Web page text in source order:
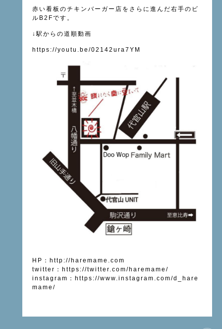
赤い看板のチキンバーガー店をさらに進んだ右手のビ
ル B2Fです。
↓駅からの道順動画
https://youtu.be/02142ura7YM
HP ： http://haremame.com
twitter ： https://twitter.com/haremame/
instagram ： https://www.instagram.com/d_hare
mame/